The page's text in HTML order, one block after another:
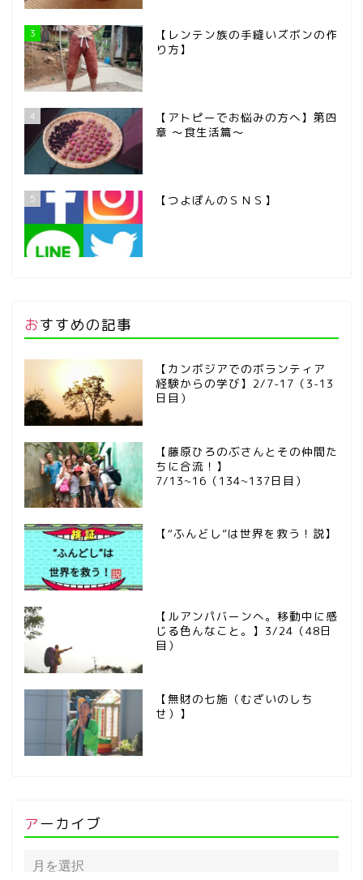
3
【レンテン族の手縫いズボンの作
り方】
4
【アトピーでお悩みの方へ】第四
章 ～食生活篇～
5 【つよぽんのＳＮＳ】
おすすめの記事
【カンボジアでのボランティア
経験からの学び】2/7-17（3-13
日目）
【藤原ひろのぶさんとその仲間た
ちに合流！】
7/13~16（134~137日目）
【“ふんどし”は世界を救う！説】
【ルアンパバーンへ。移動中に感
じる色んなこと。】3/24（48日
目）
【無財の七施（むざいのしち
せ）】
アーカイブ